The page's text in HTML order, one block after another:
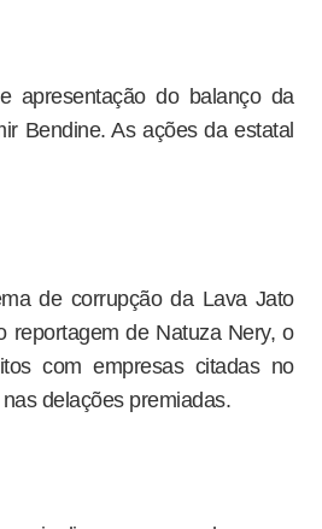
apresentação do balanço da
Bendine. As ações da estatal
de corrupção da Lava Jato
reportagem de Natuza Nery, o
com empresas citadas no
delações premiadas.